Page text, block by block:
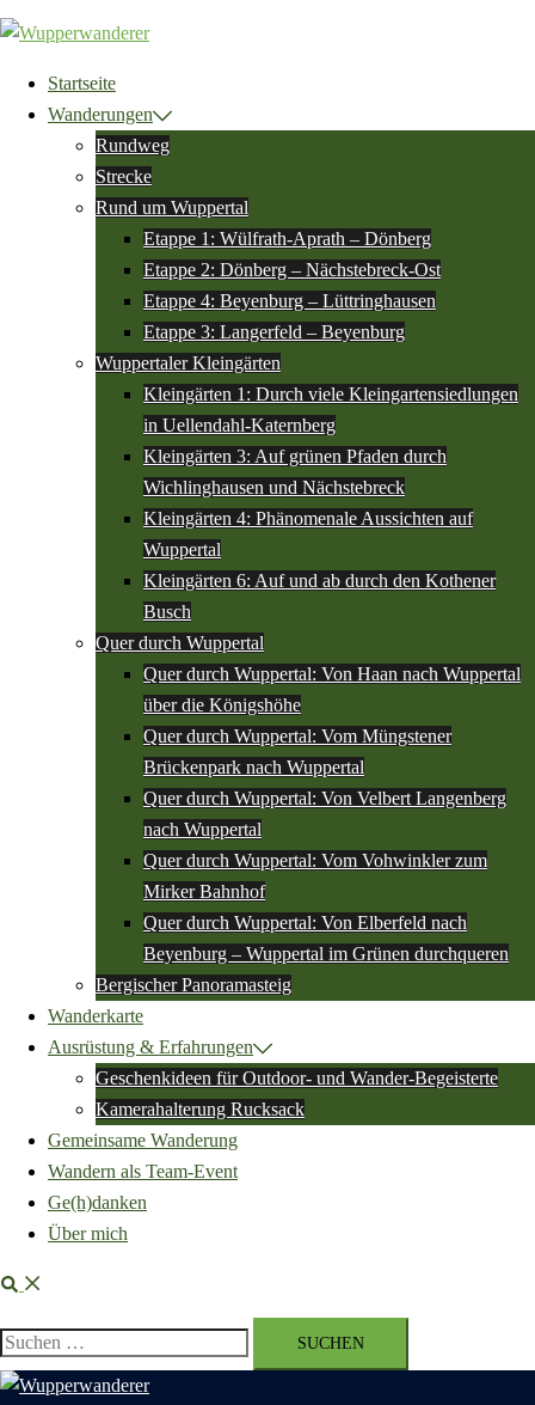
Zum
Inhalt
springenStartseite
Wanderungen
Rundweg
Strecke
Rund um Wuppertal
Etappe 1: Wülfrath-Aprath – Dönberg
Etappe 2: Dönberg – Nächstebreck-Ost
Etappe 4: Beyenburg – Lüttringhausen
Etappe 3: Langerfeld – Beyenburg
Wuppertaler Kleingärten
Kleingärten 1: Durch viele Kleingartensiedlungen
in Uellendahl-Katernberg
Kleingärten 3: Auf grünen Pfaden durch
Wichlinghausen und Nächstebreck
Kleingärten 4: Phänomenale Aussichten auf
Wuppertal
Kleingärten 6: Auf und ab durch den Kothener
Busch
Quer durch Wuppertal
Quer durch Wuppertal: Von Haan nach Wuppertal
über die Königshöhe
Quer durch Wuppertal: Vom Müngstener
Brückenpark nach Wuppertal
Quer durch Wuppertal: Von Velbert Langenberg
nach Wuppertal
Quer durch Wuppertal: Vom Vohwinkler zum
Mirker Bahnhof
Quer durch Wuppertal: Von Elberfeld nach
Beyenburg – Wuppertal im Grünen durchqueren
Bergischer Panoramasteig
Wanderkarte
Ausrüstung & Erfahrungen
Geschenkideen für Outdoor- und Wander-Begeisterte
Kamerahalterung Rucksack
Gemeinsame Wanderung
Wandern als Team-Event
Ge(h)danken
Über mich
Suche
Suchen
nach: